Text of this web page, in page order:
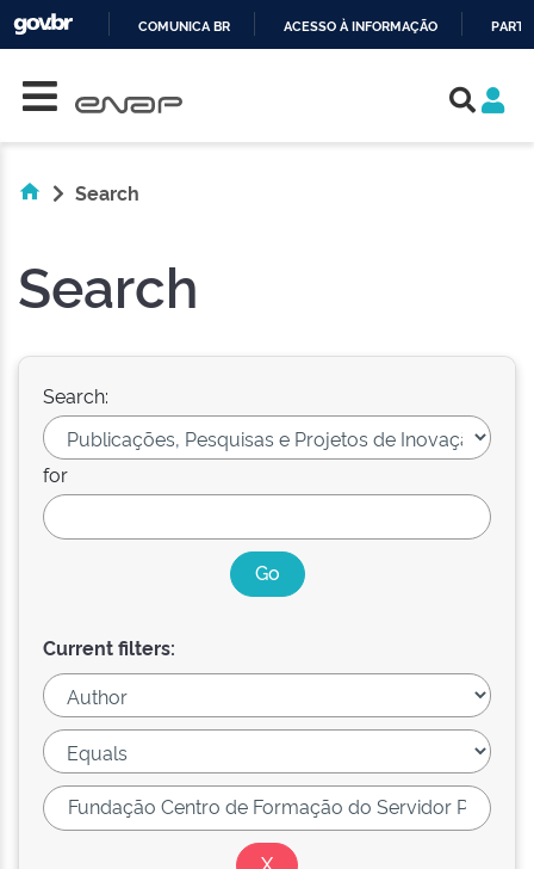
COMUNICA BR ACESSO À INFORMAÇÃO
Search
Search
Search:
for
Current filters: